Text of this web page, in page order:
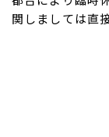
関しましては直